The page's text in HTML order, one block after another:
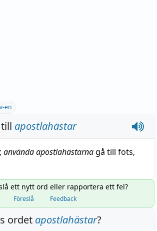
en
apostlahästar
; användaapostlahästarnagå till fots,
ett nytt ord eller rapportera ett fel?
Föreslå Feedback
ordet apostlahästar?